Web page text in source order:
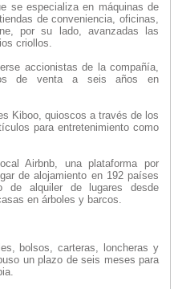
se especializa en máquinas de
de conveniencia, oficinas,
por su lado, avanzadas las
criollos.
accionistas de la compañía,
de venta a seis años en
Kiboo, quioscos a través de los
para entretenimiento como
Airbnb, una plataforma por
de alojamiento en 192 países
de alquiler de lugares desde
en árboles y barcos.
bolsos, carteras, loncheras y
un plazo de seis meses para